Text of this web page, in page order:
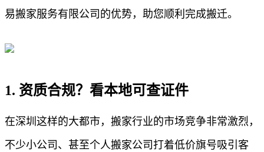
易搬家服务有限公司的优势，助您顺利完成搬迁。
1. 资质合规？看本地可查证件
在深圳这样的大都市，搬家行业的市场竞争非常激烈，
不少小公司、甚至个人搬家公司打着低价旗号吸引客